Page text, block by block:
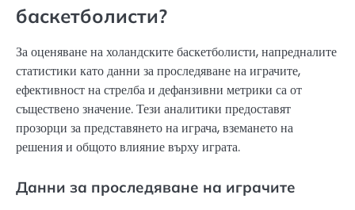
баскетболисти?
За оценяване на холандските баскетболисти, напредналите
статистики като данни за проследяване на играчите,
ефективност на стрелба и дефанзивни метрики са от
съществено значение. Тези аналитики предоставят
прозорци за представянето на играча, вземането на
решения и общото влияние върху играта.
Данни за проследяване на играчите